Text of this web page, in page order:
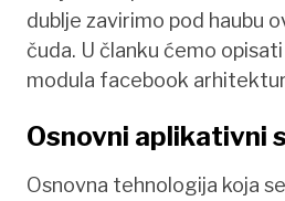
dublje zavirimo pod haubu
čuda. U članku ćemo
modula facebook
Osnovni aplikativni
Osnovna tehnologija koja